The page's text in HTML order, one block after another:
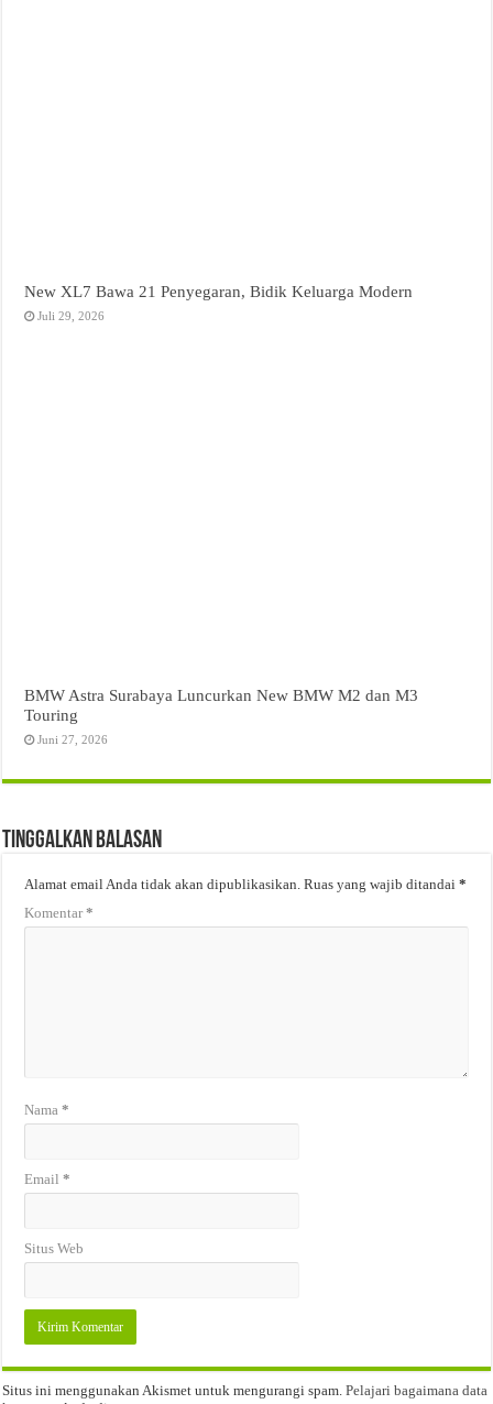
New XL7 Bawa 21 Penyegaran, Bidik Keluarga Modern
Juli 29, 2026
BMW Astra Surabaya Luncurkan New BMW M2 dan M3
Touring
Juni 27, 2026
Tinggalkan Balasan
Alamat email Anda tidak akan dipublikasikan. Ruas yang wajib ditandai*
Komentar*
Nama*
Email*
Situs Web
Situs ini menggunakan Akismet untuk mengurangi spam.Pelajari bagaimana data